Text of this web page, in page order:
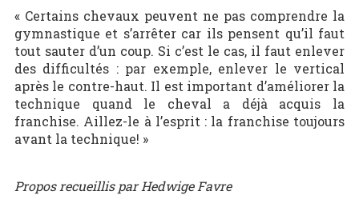
« Certains chevaux peuvent ne pas comprendre la
gymnastique et s’arrêter car ils pensent qu’il faut
tout sauter d’un coup. Si c’est le cas, il faut enlever
des difficultés : par exemple, enlever le vertical
après le contre-haut. Il est important d’améliorer la
technique quand le cheval a déjà acquis la
franchise. Aillez-le à l’esprit : la franchise toujours
avant la technique! »
Propos recueillis par Hedwige Favre